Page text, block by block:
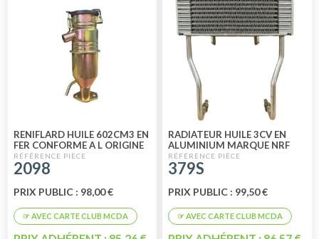
RENIFLARD HUILE 602CM3 EN
FER CONFORME A L ORIGINE
SORTIE VERS BAS
2098
PRIX PUBLIC : 98,00 €
RADIATEUR HUILE 3CV EN
ALUMINIUM MARQUE NRF
379S
PRIX PUBLIC : 99,50 €